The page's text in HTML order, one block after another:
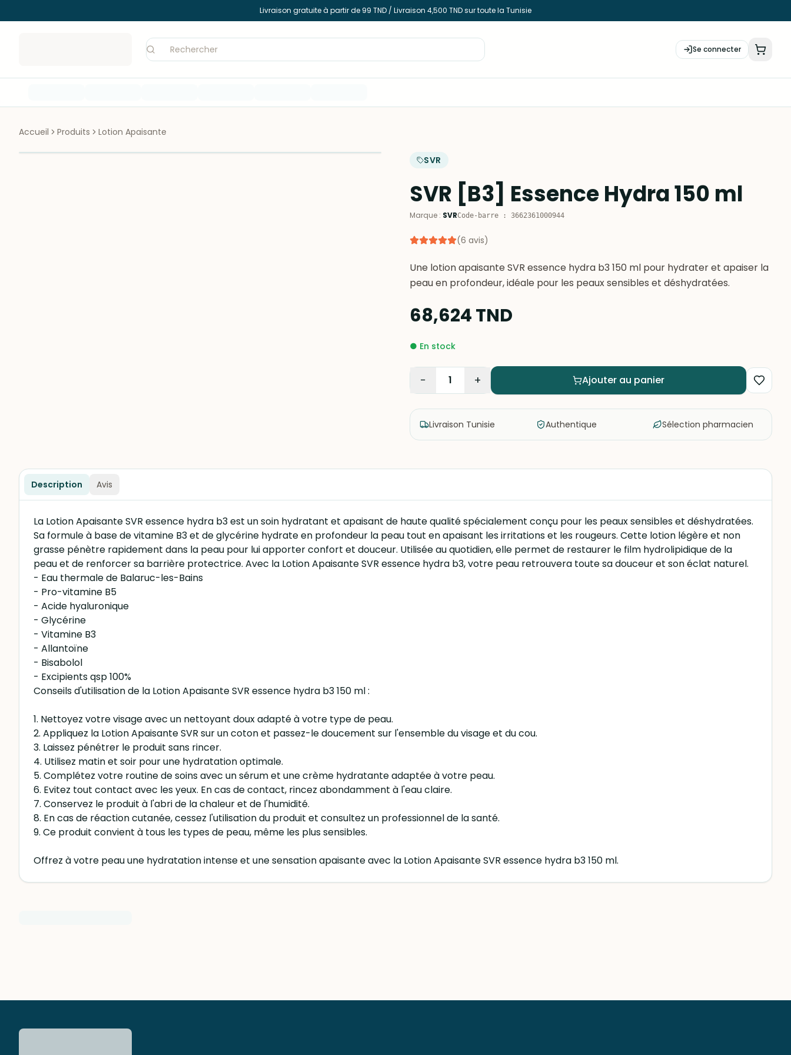
Livraison gratuite à partir de 99 TND / Livraison 4,500 TND sur toute la Tunisie
Se connecter
Accueil Produits Lotion Apaisante
SVR
SVR [B3] Essence Hydra 150 ml
Marque : SVRCode-barre : 3662361000944
(6 avis)
Une lotion apaisante SVR essence hydra b3 150 ml pour hydrater et apaiser la
peau en profondeur, idéale pour les peaux sensibles et déshydratées.
68,624TND
● En stock
− 1 + Ajouter au panier
Livraison Tunisie Authentique Sélection pharmacien
Description Avis
La Lotion Apaisante SVR essence hydra b3 est un soin hydratant et apaisant de haute qualité spécialement conçu pour les peaux sensibles et déshydratées.
Sa formule à base de vitamine B3 et de glycérine hydrate en profondeur la peau tout en apaisant les irritations et les rougeurs. Cette lotion légère et non
grasse pénètre rapidement dans la peau pour lui apporter confort et douceur. Utilisée au quotidien, elle permet de restaurer le film hydrolipidique de la
peau et de renforcer sa barrière protectrice. Avec la Lotion Apaisante SVR essence hydra b3, votre peau retrouvera toute sa douceur et son éclat naturel.
- Eau thermale de Balaruc-les-Bains
- Pro-vitamine B5
- Acide hyaluronique
- Glycérine
- Vitamine B3
- Allantoïne
- Bisabolol
- Excipients qsp 100%
Conseils d'utilisation de la Lotion Apaisante SVR essence hydra b3 150 ml :
1. Nettoyez votre visage avec un nettoyant doux adapté à votre type de peau.
2. Appliquez la Lotion Apaisante SVR sur un coton et passez-le doucement sur l'ensemble du visage et du cou.
3. Laissez pénétrer le produit sans rincer.
4. Utilisez matin et soir pour une hydratation optimale.
5. Complétez votre routine de soins avec un sérum et une crème hydratante adaptée à votre peau.
6. Evitez tout contact avec les yeux. En cas de contact, rincez abondamment à l'eau claire.
7. Conservez le produit à l'abri de la chaleur et de l'humidité.
8. En cas de réaction cutanée, cessez l'utilisation du produit et consultez un professionnel de la santé.
9. Ce produit convient à tous les types de peau, même les plus sensibles.
Offrez à votre peau une hydratation intense et une sensation apaisante avec la Lotion Apaisante SVR essence hydra b3 150 ml.